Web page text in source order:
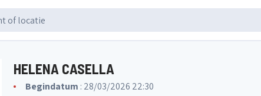
HELENA CASELLA
Begindatum : 28/03/2026 22:30